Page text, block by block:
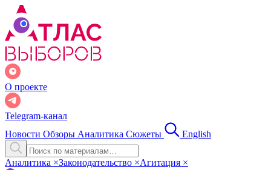
О проекте
Telegram-канал
Новости Обзоры Аналитика Сюжеты English
Аналитика ×Законодательство ×Агитация ×